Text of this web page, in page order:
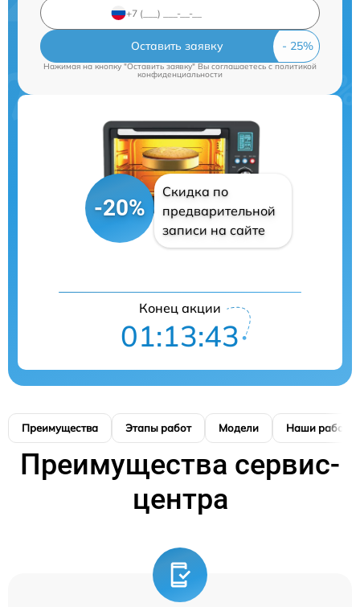
Оставить заявку
Нажимая на кнопку "Оставить заявку" Вы соглашаетесь c политикой
конфиденциальности
-20%
Скидка по
предварительной
записи на сайте
Конец акции
01:13:42
Преимущества Этапы работ Модели Наши работы
Преимущества сервис-
центра